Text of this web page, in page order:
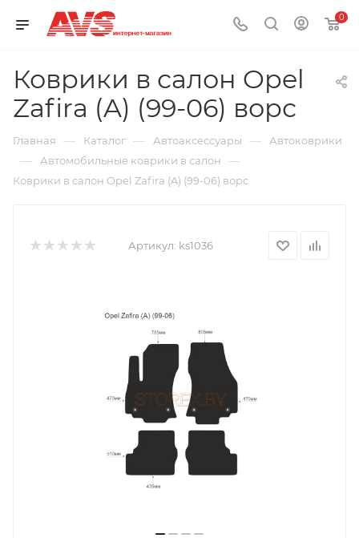
0
Коврики в салон Opel
Zafira (A) (99-06) ворс
Главная — Каталог — Автоаксессуары — Автоковрики
— Автомобильные коврики в салон —
Коврики в салон Opel Zafira (A) (99-06) ворс
Артикул: ks1036